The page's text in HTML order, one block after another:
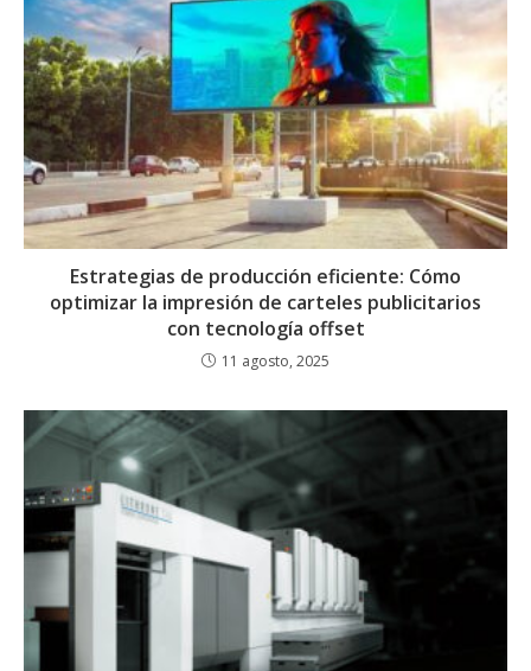
Estrategias de producción eficiente: Cómo
optimizar la impresión de carteles publicitarios
con tecnología offset
11 agosto, 2025